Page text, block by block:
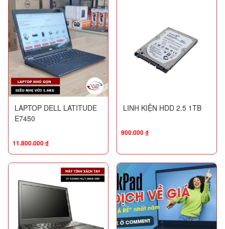
LAPTOP DELL LATITUDE
E7450
11.800.000₫
LINH KIỆN HDD 2.5 1TB
900.000₫